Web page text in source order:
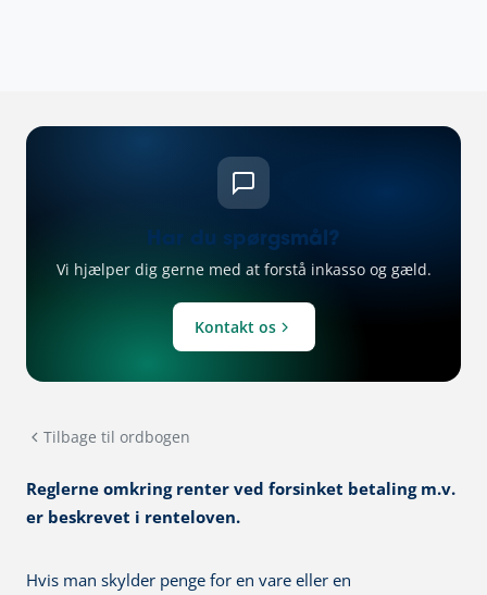
Tilbage til ordbogen
Reglerne omkring renter ved forsinket betaling m.v.
er beskrevet i renteloven.
Hvis man skylder penge for en vare eller en
Har du spørgsmål?
Vi hjælper dig gerne med at forstå inkasso og gæld.
Kontakt os